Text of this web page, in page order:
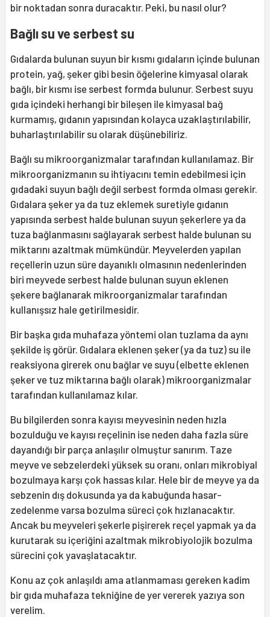
bir noktadan sonra duracaktır. Peki, bu nasıl olur?
Bağlı su ve serbest su
Gıdalarda bulunan suyun bir kısmı gıdaların içinde bulunan
protein, yağ, şeker gibi besin öğelerine kimyasal olarak
bağlı, bir kısmı ise serbest formda bulunur. Serbest suyu
gıda içindeki herhangi bir bileşen ile kimyasal bağ
kurmamış, gıdanın yapısından kolayca uzaklaştırılabilir,
buharlaştırılabilir su olarak düşünebiliriz.
Bağlı su mikroorganizmalar tarafından kullanılamaz. Bir
mikroorganizmanın su ihtiyacını temin edebilmesi için
gıdadaki suyun bağlı değil serbest formda olması gerekir.
Gıdalara şeker ya da tuz eklemek suretiyle gıdanın
yapısında serbest halde bulunan suyun şekerlere ya da
tuza bağlanmasını sağlayarak serbest halde bulunan su
miktarını azaltmak mümkündür. Meyvelerden yapılan
reçellerin uzun süre dayanıklı olmasının nedenlerinden
biri meyvede serbest halde bulunan suyun eklenen
şekere bağlanarak mikroorganizmalar tarafından
kullanışsız hale getirilmesidir.
Bir başka gıda muhafaza yöntemi olan tuzlama da aynı
şekilde iş görür. Gıdalara eklenen şeker (ya da tuz) su ile
reaksiyona girerek onu bağlar ve suyu (elbette eklenen
şeker ve tuz miktarına bağlı olarak) mikroorganizmalar
tarafından kullanılamaz kılar.
Bu bilgilerden sonra kayısı meyvesinin neden hızla
bozulduğu ve kayısı reçelinin ise neden daha fazla süre
dayandığı bir parça anlaşılır olmuştur sanırım. Taze
meyve ve sebzelerdeki yüksek su oranı, onları mikrobiyal
bozulmaya karşı çok hassas kılar. Hele bir de meyve ya da
sebzenin dış dokusunda ya da kabuğunda hasar-
zedelenme varsa bozulma süreci çok hızlanacaktır.
Ancak bu meyveleri şekerle pişirerek reçel yapmak ya da
kurutarak su içeriğini azaltmak mikrobiyolojik bozulma
sürecini çok yavaşlatacaktır.
Konu az çok anlaşıldı ama atlanmaması gereken kadim
bir gıda muhafaza tekniğine de yer vererek yazıya son
verelim.